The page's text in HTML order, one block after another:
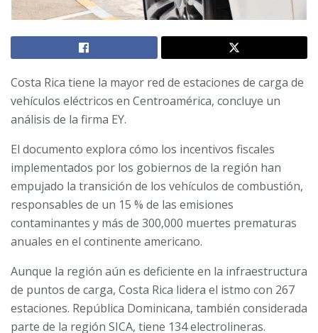
Costa Rica tiene la mayor red de estaciones de carga de
vehículos eléctricos en Centroamérica, concluye un
análisis de la firma EY.
El documento explora cómo los incentivos fiscales
implementados por los gobiernos de la región han
empujado la transición de los vehículos de combustión,
responsables de un 15 % de las emisiones
contaminantes y más de 300,000 muertes prematuras
anuales en el continente americano.
Aunque la región aún es deficiente en la infraestructura
de puntos de carga, Costa Rica lidera el istmo con 267
estaciones. República Dominicana, también considerada
parte de la región SICA, tiene 134 electrolineras.